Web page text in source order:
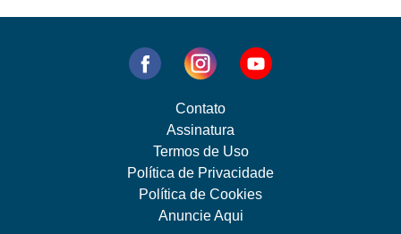
Contato
Assinatura
Termos de Uso
Política de Privacidade
Política de Cookies
Anuncie Aqui